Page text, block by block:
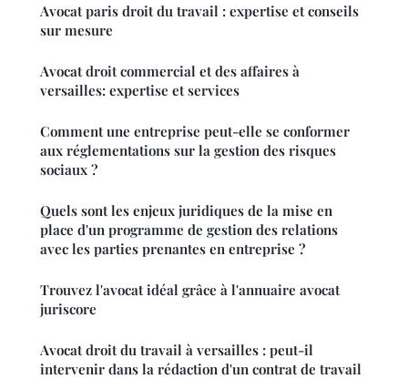
Avocat paris droit du travail : expertise et conseils
sur mesure
Avocat droit commercial et des affaires à
versailles: expertise et services
Comment une entreprise peut-elle se conformer
aux réglementations sur la gestion des risques
sociaux ?
Quels sont les enjeux juridiques de la mise en
place d'un programme de gestion des relations
avec les parties prenantes en entreprise ?
Trouvez l'avocat idéal grâce à l'annuaire avocat
juriscore
Avocat droit du travail à versailles : peut-il
intervenir dans la rédaction d'un contrat de travail